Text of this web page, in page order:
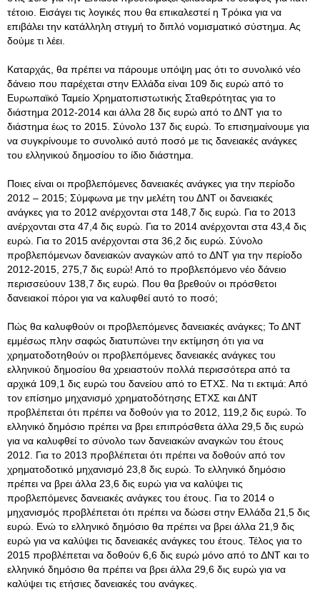
τέτοιο. Εισάγει τις λογικές που θα επικαλεστεί η Τρόικα για να
επιβάλει την κατάλληλη στιγμή το διπλό νομισματικό σύστημα. Ας
δούμε τι λέει.
Καταρχάς, θα πρέπει να πάρουμε υπόψη μας ότι το συνολικό νέο
δάνειο που παρέχεται στην Ελλάδα είναι 109 δις ευρώ από το
Ευρωπαϊκό Ταμείο Χρηματοπιστωτικής Σταθερότητας για το
διάστημα 2012-2014 και άλλα 28 δις ευρώ από το ΔΝΤ για το
διάστημα έως το 2015. Σύνολο 137 δις ευρώ. Το επισημαίνουμε για
να συγκρίνουμε το συνολικό αυτό ποσό με τις δανειακές ανάγκες
του ελληνικού δημοσίου το ίδιο διάστημα.
Ποιες είναι οι προβλεπόμενες δανειακές ανάγκες για την περίοδο
2012 – 2015; Σύμφωνα με την μελέτη του ΔΝΤ οι δανειακές
ανάγκες για το 2012 ανέρχονται στα 148,7 δις ευρώ. Για το 2013
ανέρχονται στα 47,4 δις ευρώ. Για το 2014 ανέρχονται στα 43,4 δις
ευρώ. Για το 2015 ανέρχονται στα 36,2 δις ευρώ. Σύνολο
προβλεπόμενων δανειακών αναγκών από το ΔΝΤ για την περίοδο
2012-2015, 275,7 δις ευρώ! Από το προβλεπόμενο νέο δάνειο
περισσεύουν 138,7 δις ευρώ. Που θα βρεθούν οι πρόσθετοι
δανειακοί πόροι για να καλυφθεί αυτό το ποσό;
Πώς θα καλυφθούν οι προβλεπόμενες δανειακές ανάγκες; Το ΔΝΤ
εμμέσως πλην σαφώς διατυπώνει την εκτίμηση ότι για να
χρηματοδοτηθούν οι προβλεπόμενες δανειακές ανάγκες του
ελληνικού δημοσίου θα χρειαστούν πολλά περισσότερα από τα
αρχικά 109,1 δις ευρώ του δανείου από το ΕΤΧΣ. Να τι εκτιμά: Από
τον επίσημο μηχανισμό χρηματοδότησης ΕΤΧΣ και ΔΝΤ
προβλέπεται ότι πρέπει να δοθούν για το 2012, 119,2 δις ευρώ. Το
ελληνικό δημόσιο πρέπει να βρει επιπρόσθετα άλλα 29,5 δις ευρώ
για να καλυφθεί το σύνολο των δανειακών αναγκών του έτους
2012. Για το 2013 προβλέπεται ότι πρέπει να δοθούν από τον
χρηματοδοτικό μηχανισμό 23,8 δις ευρώ. Το ελληνικό δημόσιο
πρέπει να βρει άλλα 23,6 δις ευρώ για να καλύψει τις
προβλεπόμενες δανειακές ανάγκες του έτους. Για το 2014 ο
μηχανισμός προβλέπεται ότι πρέπει να δώσει στην Ελλάδα 21,5 δις
ευρώ. Ενώ το ελληνικό δημόσιο θα πρέπει να βρει άλλα 21,9 δις
ευρώ για να καλύψει τις δανειακές ανάγκες του έτους. Τέλος για το
2015 προβλέπεται να δοθούν 6,6 δις ευρώ μόνο από το ΔΝΤ και το
ελληνικό δημόσιο θα πρέπει να βρει άλλα 29,6 δις ευρώ για να
καλύψει τις ετήσιες δανειακές του ανάγκες.